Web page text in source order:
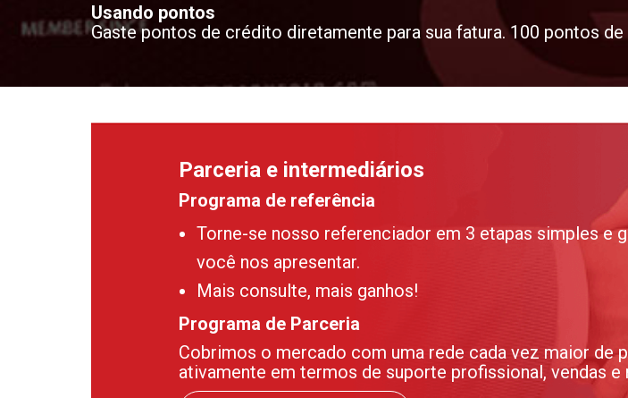
Usando pontos
Gaste pontos de crédito diretamente para sua fatura. 100 pontos de
Parceria e intermediários
Programa de referência
Torne-se nosso referenciador em 3 etapas simples e
você nos apresentar.
Mais consulte, mais ganhos!
Programa de Parceria
Cobrimos o mercado com uma rede cada vez maior
ativamente em termos de suporte profissional, vendas e